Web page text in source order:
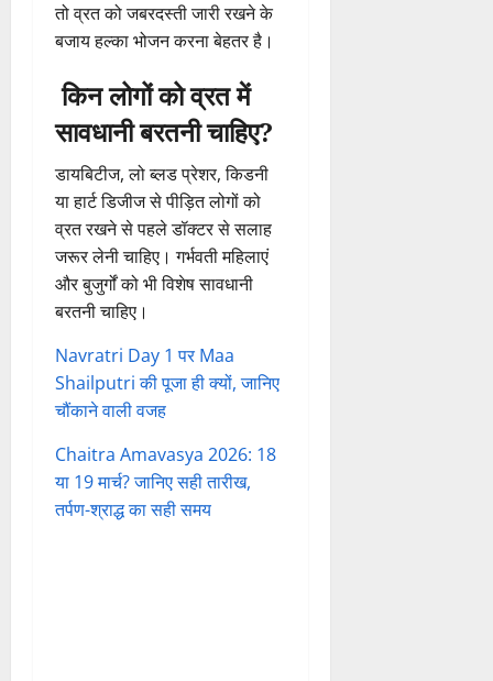
तो व्रत को जबरदस्ती जारी रखने के
बजाय हल्का भोजन करना बेहतर है।
किन लोगों को व्रत में
सावधानी बरतनी चाहिए?
डायबिटीज, लो ब्लड प्रेशर, किडनी
या हार्ट डिजीज से पीड़ित लोगों को
व्रत रखने से पहले डॉक्टर से सलाह
जरूर लेनी चाहिए। गर्भवती महिलाएं
और बुजुर्गों को भी विशेष सावधानी
बरतनी चाहिए।
Navratri Day 1 पर Maa
Shailputri की पूजा ही क्यों, जानिए
चौंकाने वाली वजह
Chaitra Amavasya 2026: 18
या 19 मार्च? जानिए सही तारीख,
तर्पण-श्राद्ध का सही समय